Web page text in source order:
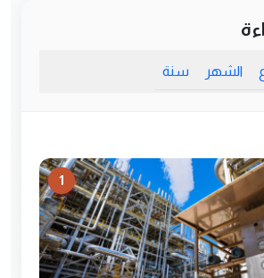
الشهر سنة
1